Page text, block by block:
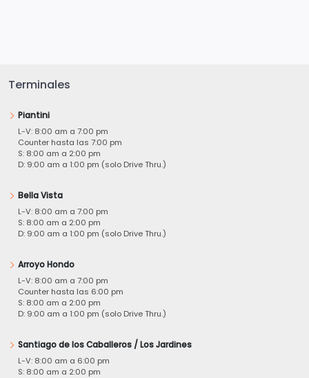
Terminales
Piantini
L-V: 8:00 am a 7:00 pm
Counter hasta las 7:00 pm
S: 8:00 am a 2:00 pm
D: 9:00 am a 1:00 pm (solo Drive Thru.)
Bella Vista
L-V: 8:00 am a 7:00 pm
S: 8:00 am a 2:00 pm
D: 9:00 am a 1:00 pm (solo Drive Thru.)
Arroyo Hondo
L-V: 8:00 am a 7:00 pm
Counter hasta las 6:00 pm
S: 8:00 am a 2:00 pm
D: 9:00 am a 1:00 pm (solo Drive Thru.)
Santiago de los Caballeros / Los Jardines
L-V: 8:00 am a 6:00 pm
S: 8:00 am a 2:00 pm